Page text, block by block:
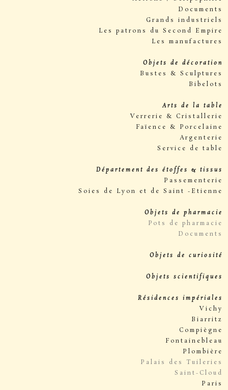
Documents
Grands industriels
Les patrons du Second Empire
Les manufactures
Objets de décoration
Bustes & Sculptures
Bibelots
Arts de la table
Verrerie & Cristallerie
Faïence & Porcelaine
Argenterie
Service de table
Département des étoffes & tissus
Passementerie
Soies de Lyon et de Saint -Etienne
Objets de pharmacie
Pots de pharmacie
Documents
Objets de curiosité
Objets scientifiques
Résidences impériales
Vichy
Biarritz
Compiègne
Fontainebleau
Plombière
Palais des Tuileries
Saint-Cloud
Paris